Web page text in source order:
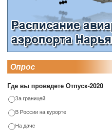
Опрос
Где вы проведете Отпуск-2020
За границей
В России на курорте
На даче